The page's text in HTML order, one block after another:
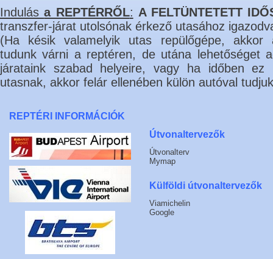
Indulása REPTÉRRŐL: A FELTÜNTETETT
transzfer-járat utolsónak érkező utasához
(Ha késik valamelyik utas repülőgépe, akkor
tudunk várni a reptéren, de utána lehetőséget
járataink szabad helyeire, vagy ha időben
utasnak, akkor felár ellenében külön autóval
REPTÉRI INFORMÁCIÓK
Útvonaltervezők
Útvonalterv
Mymap
Külföldi útvonaltervezők
Viamichelin
Google